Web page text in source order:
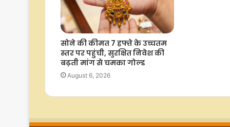
सोने की कीमत 7 हफ्ते के उच्चतम
स्तर पर पहुंची, सुरक्षित निवेश की
बढ़ती मांग से चमका गोल्ड
August 6, 2026